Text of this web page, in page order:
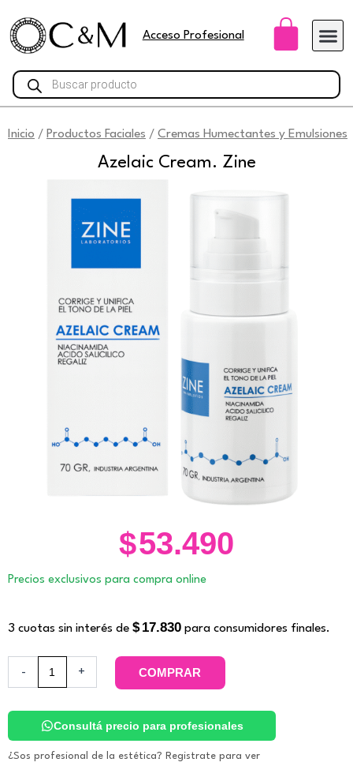
contenido
Acceso Profesional
Búsqueda
de
productos
Inicio / Productos Faciales / Cremas Humectantes y Emulsiones
Azelaic Cream. Zine
$53.490
Precios exclusivos para compra online
3 cuotas sin interés de $ 17.830 para consumidores finales.
-
Azelaic
Cream.
cantidad
+ COMPRAR
Consultá precio para profesionales
¿Sos profesional de la estética? Registrate para ver